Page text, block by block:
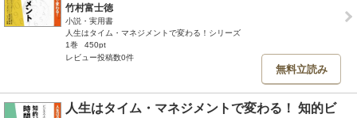
竹村富士徳
小説・実用書
人生はタイム・マネジメントで変わる！シリーズ
1巻
450pt
レビュー投稿数0件
無料立読み
人生はタイム・マネジメントで変わる！ 知的ビ